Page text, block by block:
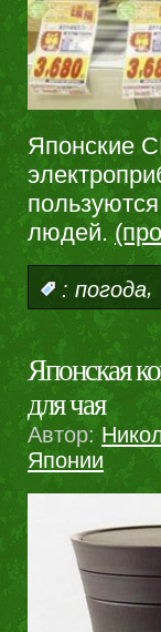
Японские
людей.
: погода,
Японская
для чая
Автор:
Японии